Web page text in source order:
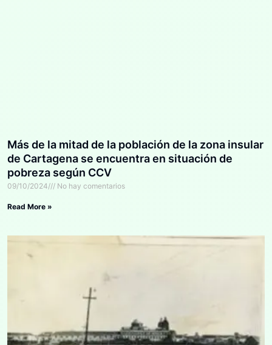
Más de la mitad de la población de la zona insular
de Cartagena se encuentra en situación de
pobreza según CCV
09/10/2024 No hay comentarios
Read More »